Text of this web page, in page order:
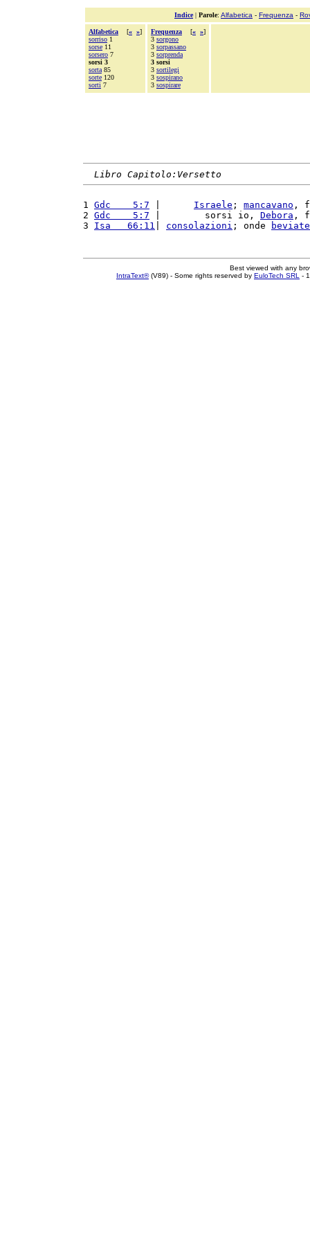
Indice| Parole: Alfabetica - Frequenza -
Alfabetica [« »]
sorriso 1
sorse 11
sorsero 7
sorsi 3
sorta 85
sorte 120
sorti 7
Frequenza [« »]
3 sorgono
3 sorpassano
3 sorprenda
3 sorsi
3 sortilegi
3 sospirano
3 sospirare
Libro Capitolo:Versetto
1 Gdc    5:7 Israele ; mancavano ,
2 Gdc    5:7 |        sorsi io, Debora ,
3 Isa   66:11 consolazioni ; onde beviate
Best viewed with any
IntraText®(V89) - Some rights reserved by EuloTech SRL -